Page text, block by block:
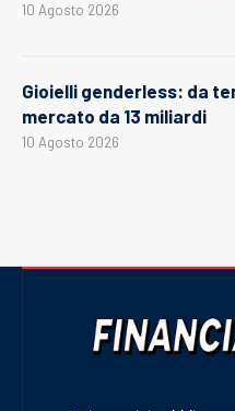
10 Agosto 2026
Gioielli genderless: da
mercato da 13 miliardi
10 Agosto 2026